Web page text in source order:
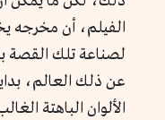
الفيلم، أن مخرجه
لصناعة تلك القصة
عن ذلك العالم،
الألوان الباهتة